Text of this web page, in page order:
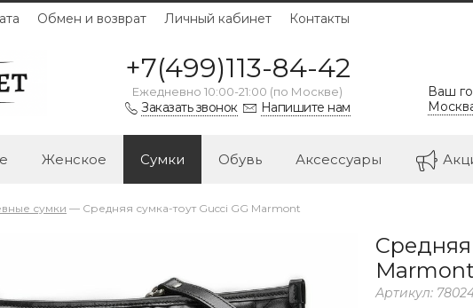
Обмен и возврат Личный кабинет Контакты
+7(499)113-84-42
Ежедневно 10:00-21:00 (по Москве)
Заказать звонок Напишите нам
Ваш
Женское Сумки Обувь Аксессуары
сумки — Средняя сумка-тоут Gucci GG Marmont
Средняя
Артикул: